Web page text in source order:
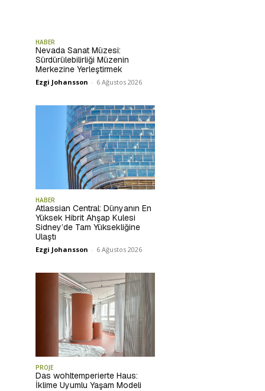
HABER
Nevada Sanat Müzesi:
Sürdürülebilirliği Müzenin
Merkezine Yerleştirmek
Ezgi Johansson - 6 Ağustos 2026
HABER
Atlassian Central: Dünyanın En
Yüksek Hibrit Ahşap Kulesi
Sidney’de Tam Yüksekliğine
Ulaştı
Ezgi Johansson - 6 Ağustos 2026
PROJE
Das wohltemperierte Haus:
İklime Uyumlu Yaşam Modeli